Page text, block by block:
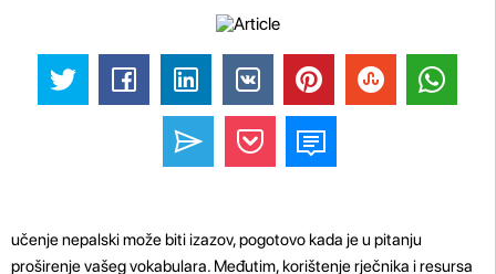
učenje nepalski može biti izazov, pogotovo kada je u pitanju
proširenje vašeg vokabulara. Međutim, korištenje rječnika i resursa